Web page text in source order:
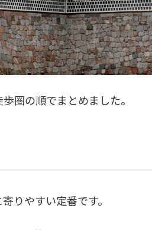
圏の順でまとめました。
りやすい定番です。